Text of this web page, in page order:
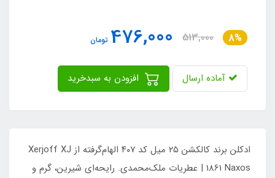
8%
513,000
476,000 تومان
آماده ارسال
ادکلن برند کالکشن ۲۵ میل کد ۴۰۷ الهام‌گرفته از Xerjoff XJ
1861 Naxos | عطریات ملک‌محمدی. رایحه‌ای شیرین، گرم و